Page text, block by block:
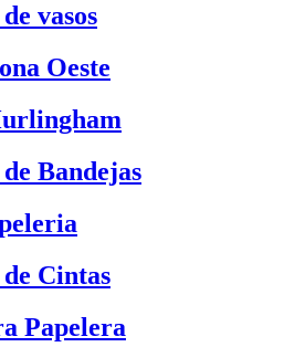
vasos
Oeste
Bandejas
Cintas
Papelera